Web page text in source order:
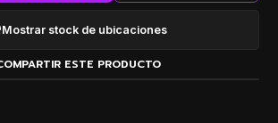
Mostrar stock de ubicaciones
ESTE PRODUCTO